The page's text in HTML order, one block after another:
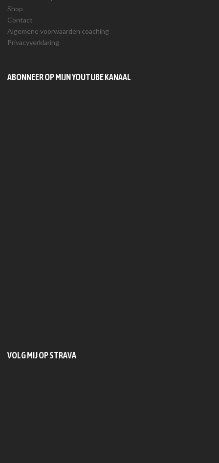
Shop
Contact
Algemene voorwaarden coaching
Privacyverklaring
ABONNEER OP MIJN YOUTUBE KANAAL
VOLG MIJ OP STRAVA